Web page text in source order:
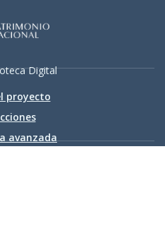
Digital
proyecto
avanzada